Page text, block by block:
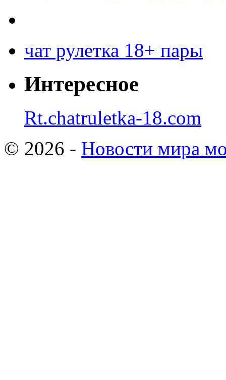
чат рулетка 18+ пары
Интересное
Rt.chatruletka-18.com
© 2026 - Новости мира